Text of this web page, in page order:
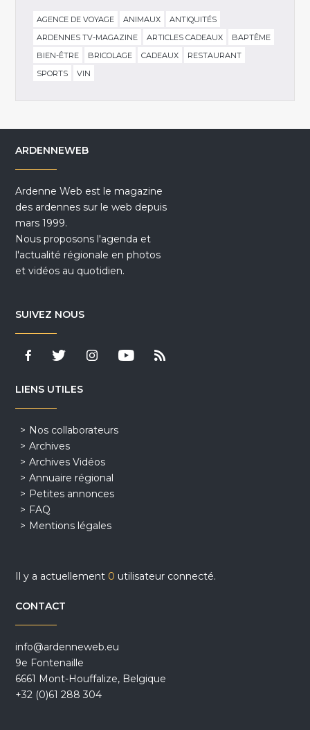
AGENCE DE VOYAGE ANIMAUX
ANTIQUITÉS
ARDENNES TV-MAGAZINE
ARTICLES CADEAUX
BAPTÊME
BIEN-ÊTRE
BRICOLAGE CADEAUX
RESTAURANT
SPORTS
VIN
ARDENNEWEB
Ardenne Web est le magazine
des ardennes sur le web depuis
mars 1999.
Nous proposons l'agenda et
l'actualité régionale en photos
et vidéos au quotidien.
SUIVEZ NOUS
LIENS UTILES
Nos collaborateurs
Archives
Archives Vidéos
Annuaire régional
Petites annonces
FAQ
Mentions légales
Il y a actuellement 0 utilisateur connecté.
CONTACT
info@ardenneweb.eu
9e Fontenaille
6661 Mont-Houffalize, Belgique
+32 (0)61 288 304